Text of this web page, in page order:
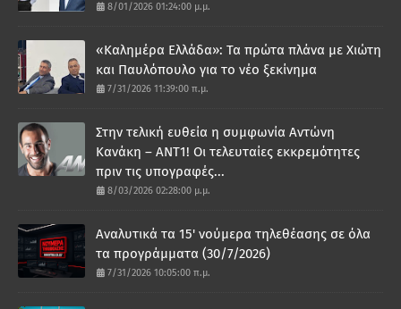
8/01/2026 01:24:00 μ.μ.
«Καλημέρα Ελλάδα»: Τα πρώτα πλάνα με Χιώτη
και Παυλόπουλο για το νέο ξεκίνημα
7/31/2026 11:39:00 π.μ.
Στην τελική ευθεία η συμφωνία Αντώνη
Κανάκη – ΑΝΤ1! Οι τελευταίες εκκρεμότητες
πριν τις υπογραφές...
8/03/2026 02:28:00 μ.μ.
Αναλυτικά τα 15' νούμερα τηλεθέασης σε όλα
τα προγράμματα (30/7/2026)
7/31/2026 10:05:00 π.μ.